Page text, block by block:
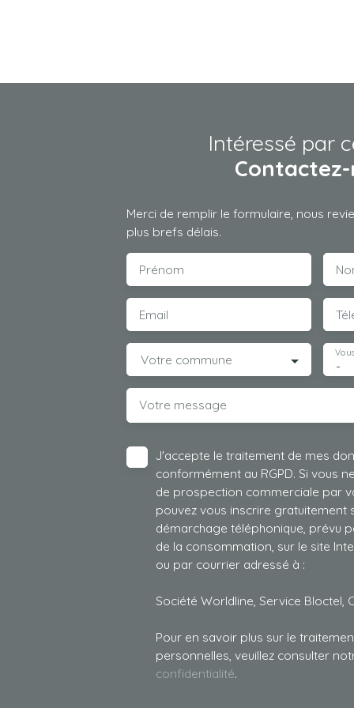
Intéressé par
Merci de remplir le formulaire, nous
plus brefs délais.
Prénom
Email
Votre commune -
Votre message
J'accepte le traitement de mes
conformément au RGPD. Si vous
de prospection commerciale par
pouvez vous inscrire gratuitement
démarchage téléphonique, prévu
de la consommation, sur le site
ou par courrier adressé à :
Société Worldline, Service Bloctel,
Pour en savoir plus sur le
personnelles, veuillez consulter
confidentialité.